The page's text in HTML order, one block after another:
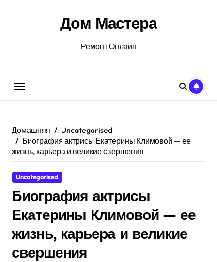
Дом Мастера
Ремонт Онлайн
Домашняя
Uncategorised
Биография актрисы Екатерины Климовой — ее
жизнь, карьера и великие свершения
Uncategorised
Биография актрисы
Екатерины Климовой — ее
жизнь, карьера и великие
свершения